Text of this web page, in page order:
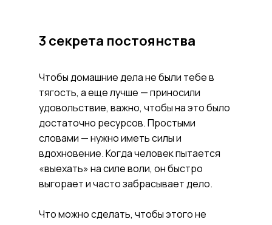
Чтобы домашние дела не были тебе в
тягость, а еще лучше — приносили
удовольствие, важно, чтобы на это было
достаточно ресурсов. Простыми
словами — нужно иметь силы и
вдохновение. Когда человек пытается
«выехать» на силе воли, он быстро
выгорает и часто забрасывает дело.
Что можно сделать, чтобы этого не
3 секрета постоянства